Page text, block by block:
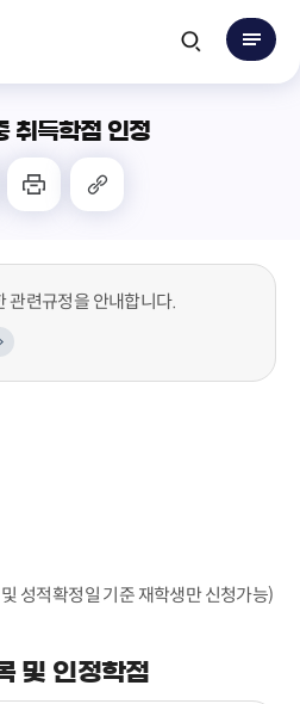
취득학점 인정
관련규정을 안내합니다.
성적확정일 기준 재학생만 신청가능)
및 인정학점